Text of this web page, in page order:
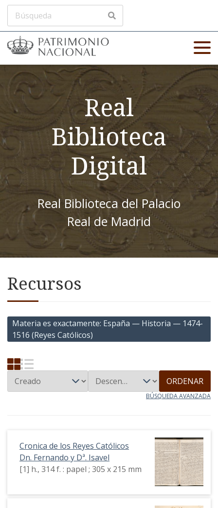
Real
Biblioteca
Digital
Real Biblioteca del Palacio
Real de Madrid
Recursos
Materia es exactamente España — Historia — 1474-
1516 (Reyes Católicos)
ORDENAR
BÚSQUEDA AVANZADA
Cronica de los Reyes Católicos
Dn. Fernando y Dª. Isavel
[1] h., 314 f. : papel ; 305 x 215 mm